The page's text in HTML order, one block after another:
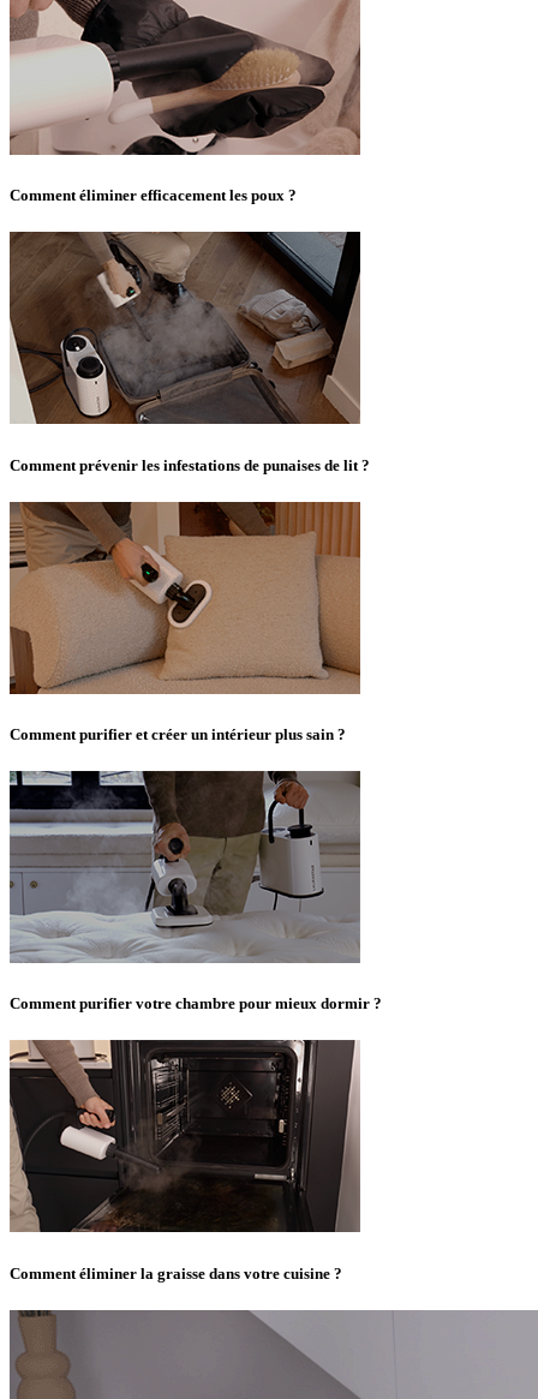
Comment éliminer efficacement les poux ?
Comment prévenir les infestations de punaises de lit ?
Comment purifier et créer un intérieur plus sain ?
Comment purifier votre chambre pour mieux dormir ?
Comment éliminer la graisse dans votre cuisine ?